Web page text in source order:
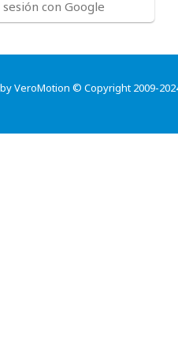
con Google
VeroMotion © Copyright 2009-